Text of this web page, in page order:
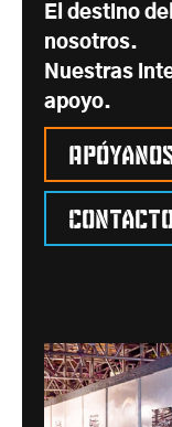
El destino
nosotros.
Nuestras
apoyo.